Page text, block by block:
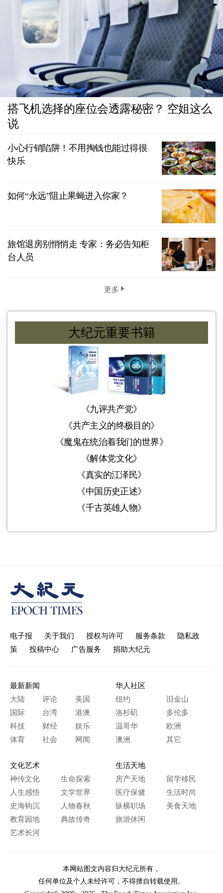
搭飞机选择的座位会透露秘密？ 空姐这么
说
小心行销陷阱！不用掏钱也能过得很
快乐
如何“永远”阻止果蝇进入你家？
旅馆退房别悄悄走 专家：务必告知柜
台人员
更多
大纪元重要书籍
《九评共产党》
《共产主义的终极目的》
《魔鬼在统治着我们的世界》
《解体党文化》
《真实的江泽民》
《中国历史正述》
《千古英雄人物》
电子报 关于我们 授权与许可 服务条款
隐私政
策
投稿中心 广告服务 捐助大纪元
最新新闻
大陆
评论
美国
国际
台湾
港澳
科技
财经
娱乐
体育
社会 网闻
华人社区
纽约
旧金山
洛杉矶
多伦多
温哥华
欧洲
澳洲
其它
文化艺术
神传文化
生命探索
人生感悟
文学世界
史海钩沉
人物春秋
教育园地
典故传奇
艺术长河
生活天地
房产天地
留学移民
医疗保健
生活时尚
纵横职场
美食天地
旅游休闲
本网站图文内容归大纪元所有，
任何单位及个人未经许可，不得擅自转载使用。